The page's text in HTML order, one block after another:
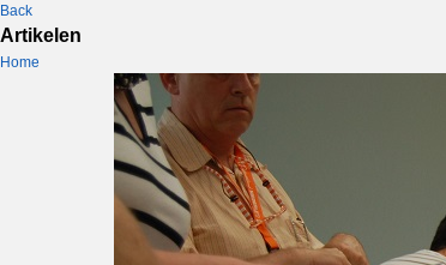
Back
Artikelen
Home